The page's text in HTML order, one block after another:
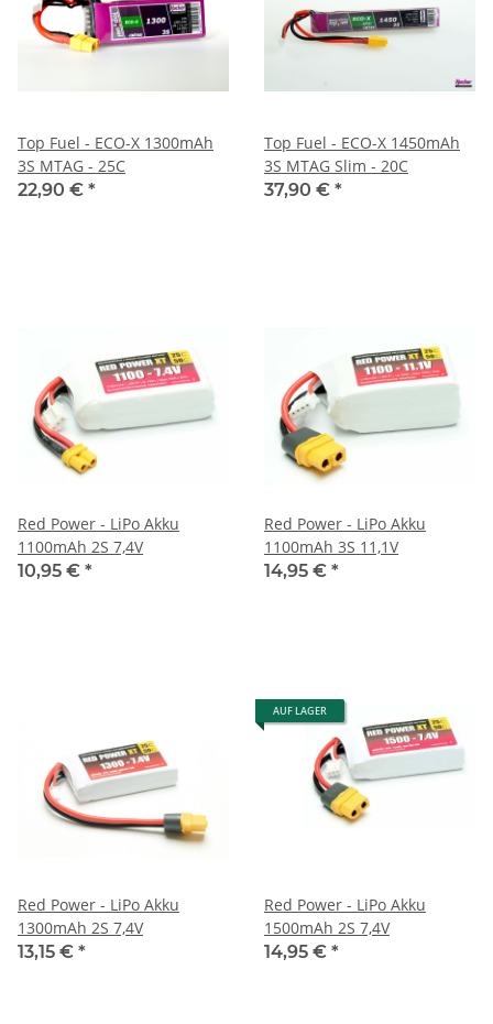
Top Fuel - ECO-X 1300mAh
3S MTAG - 25C
22,90 € *
Top Fuel - ECO-X 1450mAh
3S MTAG Slim - 20C
37,90 € *
Red Power - LiPo Akku
1100mAh 2S 7,4V
10,95 € *
Red Power - LiPo Akku
1100mAh 3S 11,1V
14,95 € *
Red Power - LiPo Akku
1300mAh 2S 7,4V
13,15 € *
AUF LAGER
Red Power - LiPo Akku
1500mAh 2S 7,4V
14,95 € *